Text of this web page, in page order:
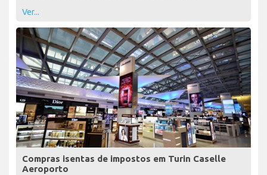
Ver...
Compras isentas de impostos em Turin Caselle
Aeroporto